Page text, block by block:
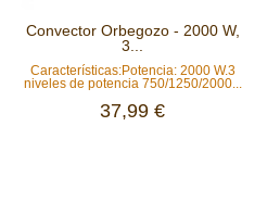
Convector Orbegozo - 2000 W,
3...
Características:Potencia: 2000 W.3
niveles de potencia 750/1250/2000...
37,99 €